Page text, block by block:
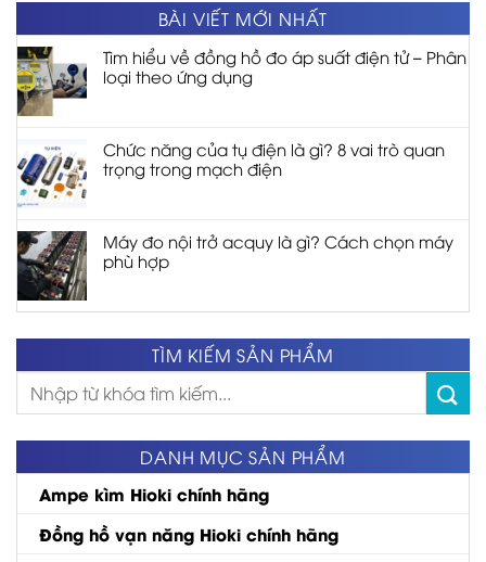
BÀI VIẾT MỚI NHẤT
Tìm hiểu về đồng hồ đo áp suất điện tử – Phân
loại theo ứng dụng
Chức năng của tụ điện là gì? 8 vai trò quan
trọng trong mạch điện
Máy đo nội trở acquy là gì? Cách chọn máy
phù hợp
TÌM KIẾM SẢN PHẨM
Tìm
kiếm:
DANH MỤC SẢN PHẨM
Ampe kìm Hioki chính hãng
Đồng hồ vạn năng Hioki chính hãng